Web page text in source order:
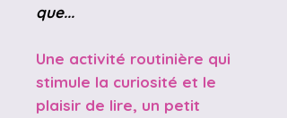
que...
Une activité routinière qui
stimule la curiosité et le
plaisir de lire, un petit